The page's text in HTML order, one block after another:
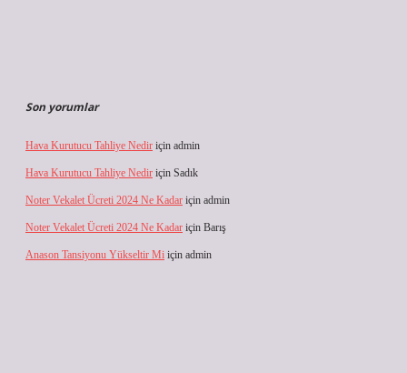
Son yorumlar
Hava Kurutucu Tahliye Nedir için admin
Hava Kurutucu Tahliye Nedir için Sadık
Noter Vekalet Ücreti 2024 Ne Kadar için admin
Noter Vekalet Ücreti 2024 Ne Kadar için Barış
Anason Tansiyonu Yükseltir Mi için admin